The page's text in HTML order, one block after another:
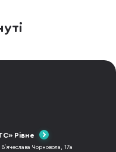
Рівне
В`ячеслава Чорновола, 17а